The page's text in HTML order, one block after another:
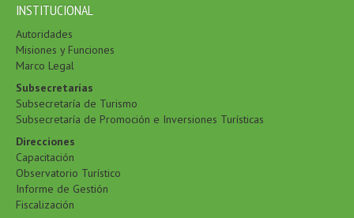
INSTITUCIONAL
Autoridades
Misiones y Funciones
Marco Legal
Subsecretarías
Subsecretaría de Turismo
Subsecretaría de Promoción e Inversiones Turísticas
Direcciones
Capacitación
Observatorio Turístico
Informe de Gestión
Fiscalización